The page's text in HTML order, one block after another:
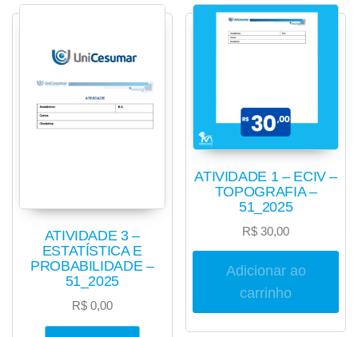
ATIVIDADE 3 –
ESTATÍSTICA E
PROBABILIDADE –
51_2025
R$0,00
ATIVIDADE 1 – ECIV –
TOPOGRAFIA –
51_2025
R$ 30,00
Adicionar ao
carrinho